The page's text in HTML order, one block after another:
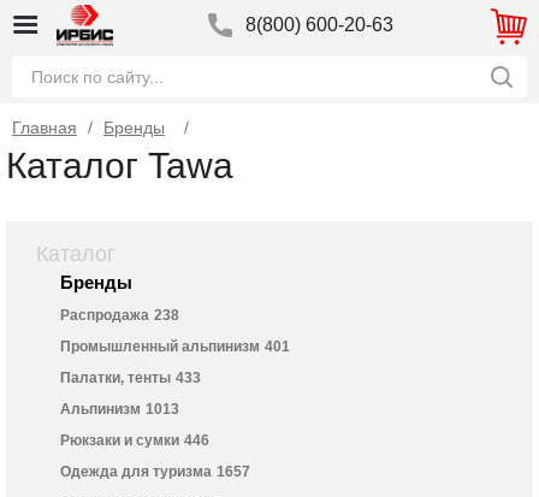
8(800) 600-20-63
Главная / Бренды
Каталог Tawa
Каталог
Бренды
Распродажа 238
Промышленный альпинизм 401
Палатки, тенты 433
Альпинизм 1013
Рюкзаки и сумки 446
Одежда для туризма 1657